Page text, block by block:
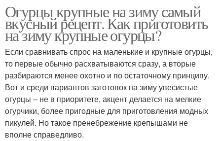
Огурцы крупные на зиму самый
вкусный рецепт. Как приготовить
на зиму крупные огурцы?
Если сравнивать спрос на маленькие и крупные огурцы,
то первые обычно расхватываются сразу, а вторые
разбираются менее охотно и по остаточному принципу.
Вот и среди вариантов заготовок на зиму увесистые
огурцы – не в приоритете, акцент делается на мелкие
огурчики, более пригодные для приготовления модных
пикулей. Но такое пренебрежение крепышами не
вполне справедливо.